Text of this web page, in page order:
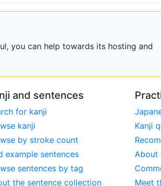
you can help towards its hosting and
and sentences
for kanji
kanji
by stroke count
example sentences
sentences by tag
the sentence collection
Kanji
About
Meet